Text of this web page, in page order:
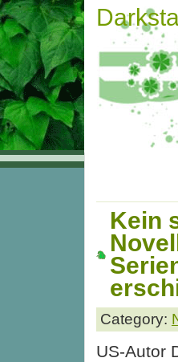
Kein
Category:
US-Autor